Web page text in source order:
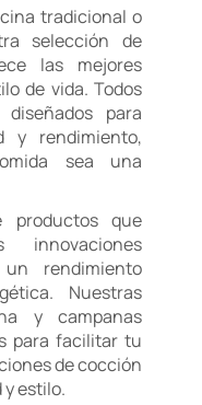
tradicional o
selección de
las mejores
de vida. Todos
para
y rendimiento,
sea una
productos que
un rendimiento
Nuestras
y campanas
para facilitar tu
de cocción
estilo.